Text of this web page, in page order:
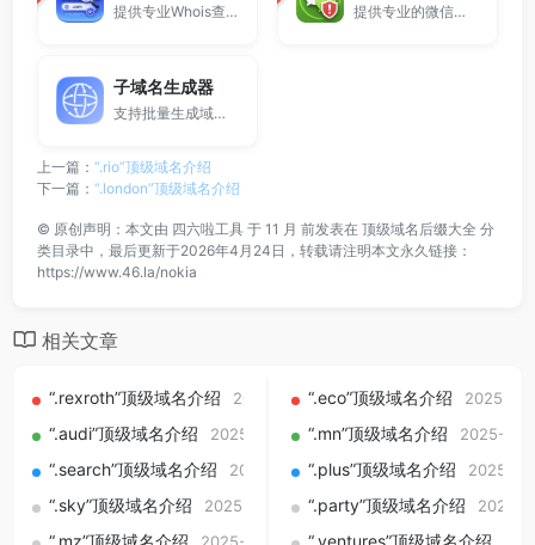
提供专业Whois查询与域名信息查询服务，支持查询域名注册信息、注册商、到期时间及DNS记录，适用于域名检测、SEO分析及站长工具使用。 提供专业的微信拦截检测、QQ拦截检测、域名被墙检测服务，一键查询网站是否被封、被拦截或被限制访问。
子域名生成器
支持批量生成域名与泛解析子域名，适用于站群部署、SEO测试与开发环境使用。
上一篇： “.rio”顶级域名介绍
下一篇： “.london”顶级域名介绍
© 原创声明：本文由 四六啦工具 于 11 月 前发表在 顶级域名后缀大全 分
类目录中，最后更新于2026年4月24日，转载请注明本文永久链接：
https://www.46.la/nokia
相关文章
“.rexroth”顶级域名介绍 2025-09-01“.eco”顶级域名介绍 2025-
“.audi”顶级域名介绍 2025-09-01 “.mn”顶级域名介绍 2025-09-
“.search”顶级域名介绍 2025-09-01“.plus”顶级域名介绍 2025-
“.sky”顶级域名介绍 2025-09-01 “.party”顶级域名介绍 2025-
“.mz”顶级域名介绍 2025-09-01 “.ventures”顶级域名介绍